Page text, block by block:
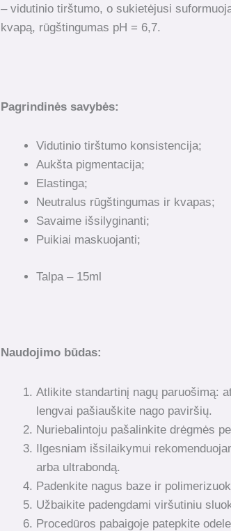
– vidutinio tirštumo, o sukietėjusi
kvapą, rūgštingumas pH = 6,7.
Pagrindinės savybės:
Vidutinio tirštumo konsistencija;
Aukšta pigmentacija;
Elastinga;
Neutralus rūgštingumas ir kvapas;
Savaime išsilyginanti;
Puikiai maskuojanti;
Talpa – 15ml
Naudojimo būdas:
Atlikite standartinį nagų paruošimą:
lengvai pašiauškite nago paviršių.
Nuriebalintoju pašalinkite drėgmės
Ilgesniam išsilaikymui
arba ultrabondą.
Padenkite nagus baze ir
Užbaikite padengdami viršutiniu
Procedūros pabaigoje patepkite